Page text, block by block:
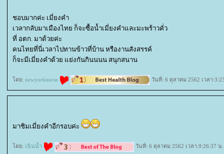
ชอบมากค่ะ เมี่ยงคำ
เวลากลับมาเมืองไทย ก็จะซื้อน้ำเมี่ยงคำและมะพร้าวคั่ว
ที่ อตก. มาด้วยค่ะ
คนไทยที่นี่เวลาไปทานข้าวที่บ้าน หรืองานสังสรรค์
ก็จะมีเมี่ยงคำด้วย แย่งกันกินนนน สนุกสนาน
ดย: newyorknurse วันที่: 6 ตุลาคม 2562 เวลา
มาชิมเมี่ยงคำอีกรอบค่ะ
ดย: เนินน้ำ วันที่: 6 ตุลาคม 2562 เวลา:9:26:37 น.